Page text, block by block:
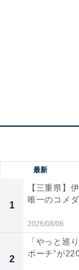
最新
1
【三重県】
唯一のコメ
2026/08/06
2
「やっと巡
ポーチ”が